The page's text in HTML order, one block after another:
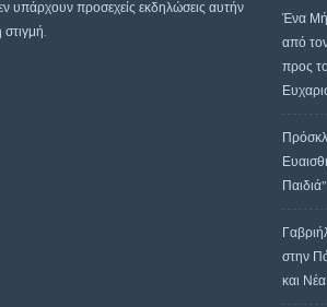
υπάρχουν προσεχείς εκδηλώσεις αυτήν
στιγμή.
Ένα
από
προς
Παιδιά”
στην
και